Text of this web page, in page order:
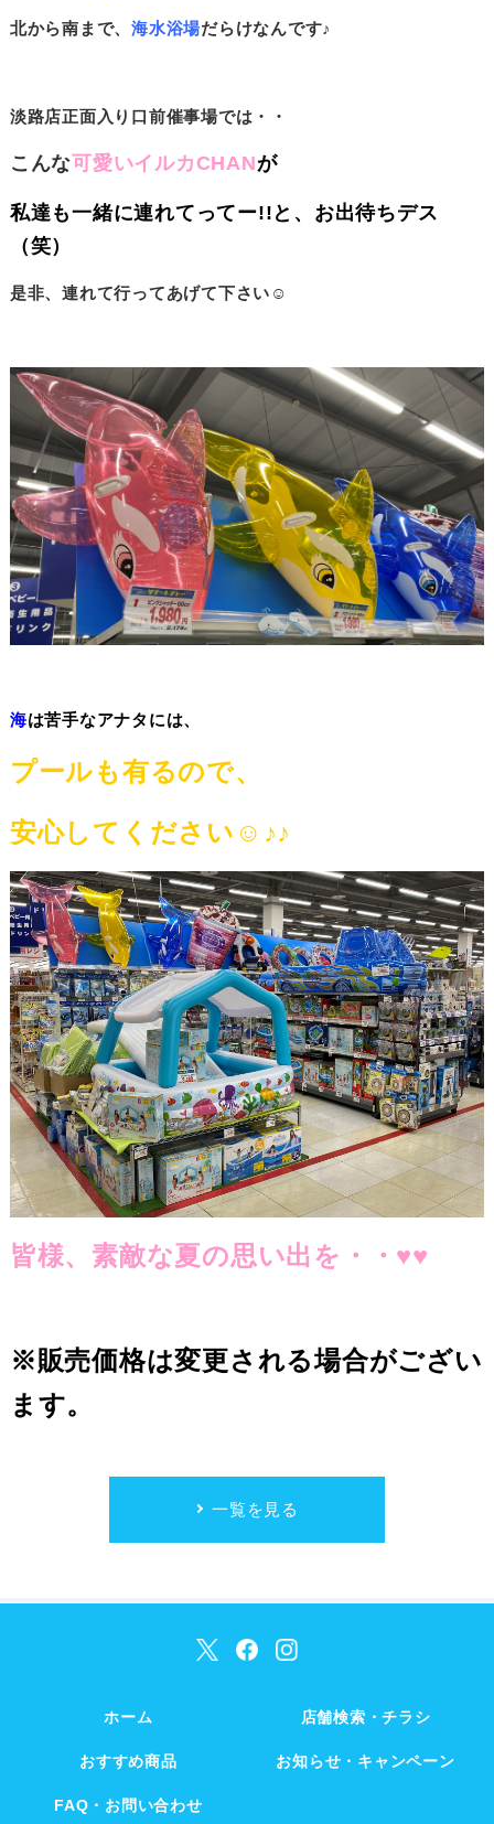
北から南まで、海水浴場だらけなんです♪
淡路店正面入り口前催事場では・・
こんな可愛いイルカCHANが
私達も一緒に連れてってー!!と、お出待ちデス
（笑）
是非、連れて行ってあげて下さい☺
海は苦手なアナタには、
プールも有るので、
安心してください☺ ♪♪
皆様、素敵な夏の思い出を・・♥♥
※販売価格は変更される場合がござい
ます。
一覧を見る
ホーム 店舗検索・チラシ
おすすめ商品 お知らせ・キャンペーン
FAQ・お問い合わせ